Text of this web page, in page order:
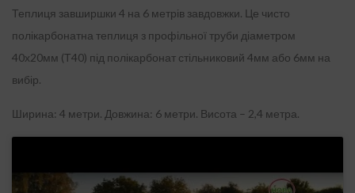
Теплиця завширшки 4 на 6 метрів завдовжки. Це чисто
полікарбонатна теплиця з профільної труби діаметром
40х20мм (Т40) під полікарбонат стільниковий 4мм або 6мм на
вибір.
Ширина: 4 метри. Довжина: 6 метри. Висота – 2,4 метра.